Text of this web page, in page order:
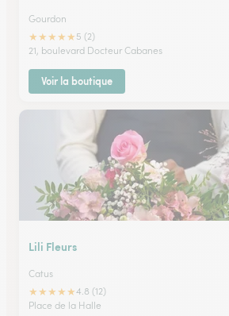
Gourdon
★★★★★ 5 (2)
21, boulevard Docteur Cabanes
Voir la boutique
Lili Fleurs
Catus
★★★★★4.8 (12)
Place de la Halle